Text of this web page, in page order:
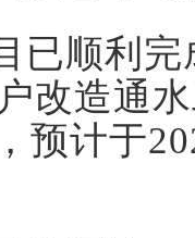
已顺利
改造通
预计于